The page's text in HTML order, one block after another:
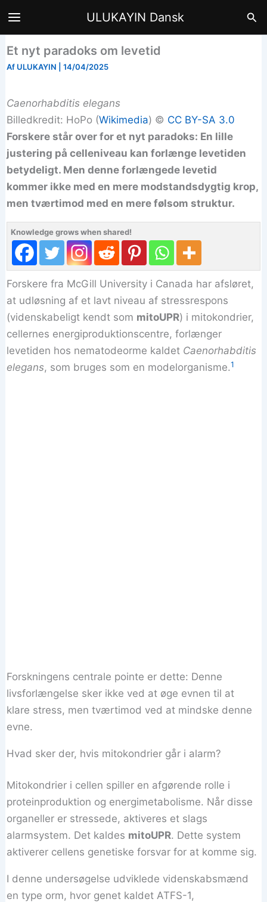
ULUKAYIN Dansk Søg
Et nyt paradoks om levetid
Af ULUKAYIN |14/04/2025
Caenorhabditis elegans
Billedkredit: HoPo (Wikimedia) ©️ CC BY-SA 3.0
Forskere står over for et nyt paradoks: En lille
justering på celleniveau kan forlænge levetiden
betydeligt. Men denne forlængede levetid
kommer ikke med en mere modstandsdygtig krop,
men tværtimod med en mere følsom struktur.
Knowledge grows when shared!
Forskere fra McGill University i Canada har afsløret,
at udløsning af et lavt niveau af stressrespons
(videnskabeligt kendt som mitoUPR) i mitokondrier,
cellernes energiproduktionscentre, forlænger
levetiden hos nematodeorme kaldet Caenorhabditis
elegans, som bruges som en modelorganisme.1
Forskningens centrale pointe er dette: Denne
livsforlængelse sker ikke ved at øge evnen til at
klare stress, men tværtimod ved at mindske denne
evne.
Hvad sker der, hvis mitokondrier går i alarm?
Mitokondrier i cellen spiller en afgørende rolle i
proteinproduktion og energimetabolisme. Når disse
organeller er stressede, aktiveres et slags
alarmsystem. Det kaldes mitoUPR. Dette system
aktiverer cellens genetiske forsvar for at komme sig.
I denne undersøgelse udviklede videnskabsmænd
en type orm, hvor genet kaldet ATFS-1,